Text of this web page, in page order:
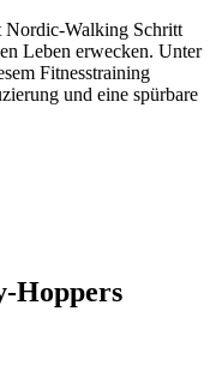
Nordic-Walking Schritt
Leben erwecken. Unter
Fitnesstraining
und eine spürbare
Hoppers